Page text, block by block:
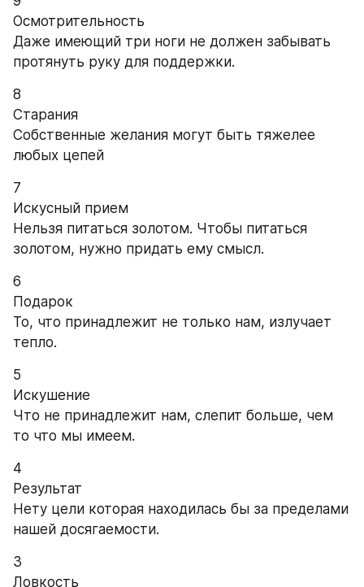
Осмотрительность
Даже имеющий три ноги не должен забывать
протянуть руку для поддержки.
8
Старания
Собственные желания могут быть тяжелее
любых цепей
7
Искусный прием
Нельзя питаться золотом. Чтобы питаться
золотом, нужно придать ему смысл.
6
Подарок
То, что принадлежит не только нам, излучает
тепло.
5
Искушение
Что не принадлежит нам, слепит больше, чем
то что мы имеем.
4
Результат
Нету цели которая находилась бы за пределами
нашей досягаемости.
3
Ловкость